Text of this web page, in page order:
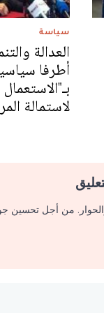
سياسة
العدالة
أطرفا
لاستمالة
من أجل تحسين